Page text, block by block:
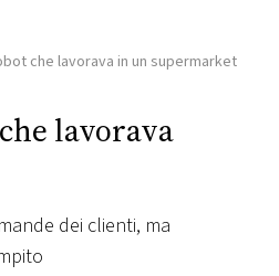
che lavorava in un supermarket
lavorava
dei clienti, ma